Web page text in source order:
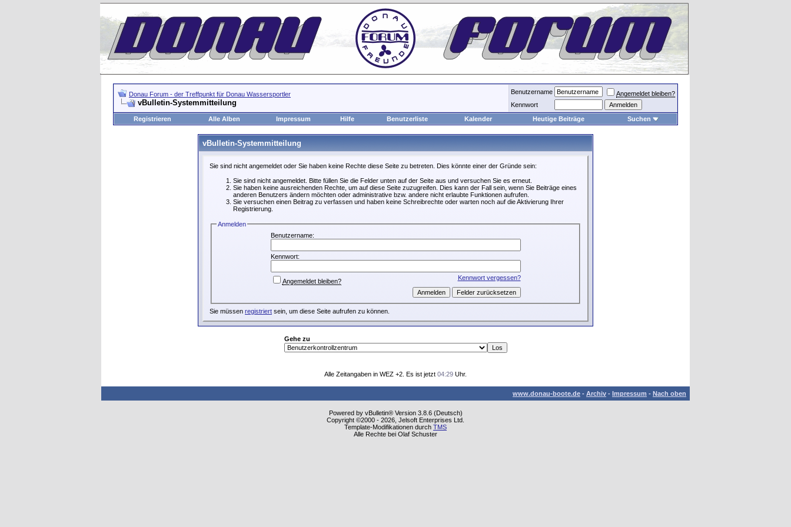
Donau Forum - der Treffpunkt für Donau Wassersportler
vBulletin-Systemmitteilung
Benutzername
Angemeldet bleiben?
Kennwort
Registrieren
Alle Alben Impressum Hilfe Benutzerliste Kalender Heutige Beiträge Suchen
vBulletin-Systemmitteilung
Sie sind nicht angemeldet oder Sie haben keine Rechte diese Seite zu betreten. Dies könnte einer der Gründe sein:
Sie sind nicht angemeldet. Bitte füllen Sie die Felder unten auf der Seite aus und versuchen Sie es erneut.
Sie haben keine ausreichenden Rechte, um auf diese Seite zuzugreifen. Dies kann der Fall sein, wenn Sie Beiträge eines
anderen Benutzers ändern möchten oder administrative bzw. andere nicht erlaubte Funktionen aufrufen.
Sie versuchen einen Beitrag zu verfassen und haben keine Schreibrechte oder warten noch auf die Aktivierung Ihrer
Registrierung.
Anmelden
Benutzername:
Kennwort:
Kennwort vergessen?
Angemeldet bleiben?
Sie müssen registriert sein, um diese Seite aufrufen zu können.
Gehe zu
Alle Zeitangaben in WEZ +2. Es ist jetzt 04:29 Uhr.
www.donau-boote.de - Archiv - Impressum - Nach oben
Powered by vBulletin® Version 3.8.6 (Deutsch)
Copyright ©2000 - 2026, Jelsoft Enterprises Ltd.
Template-Modifikationen durch TMS
Alle Rechte bei Olaf Schuster